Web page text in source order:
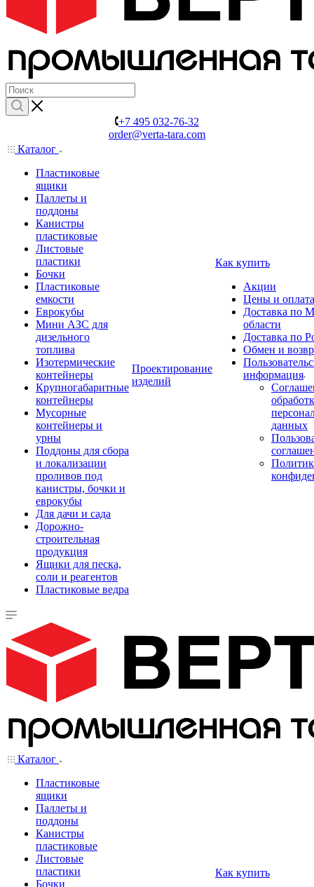
+7 495 032-76-32
order@verta-tara.com
Каталог
Пластиковые
ящики
Паллеты и
поддоны
Канистры
пластиковые
Листовые
пластики
Бочки
Пластиковые
емкости
Еврокубы
Мини АЗС для
дизельного
топлива
Изотермические
контейнеры
Крупногабаритные
контейнеры
Мусорные
контейнеры и
урны
Поддоны для сбора
и локализации
проливов под
канистры, бочки и
еврокубы
Для дачи и сада
Дорожно-
строительная
продукция
Ящики для песка,
соли и реагентов
Пластиковые ведра
Проектирование
изделий
Как купить
Акции
Цены и оплата
Доставка по
области
Доставка по
Обмен и
информация
данных
Каталог
Пластиковые
ящики
Паллеты и
поддоны
Канистры
пластиковые
Листовые
пластики
Бочки
Как купить